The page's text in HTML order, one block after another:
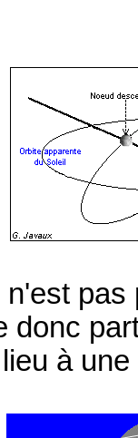
donc
lieu à